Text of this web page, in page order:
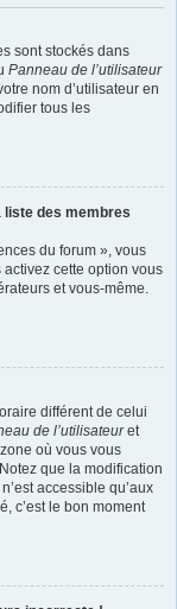
sont stockés dans
Panneau de l’utilisateur
nom d’utilisateur en
tous les
liste des membres
du forum », vous
activez cette option vous
et vous-même.
différent de celui
de l’utilisateuret
où vous vous
que la modification
accessible qu’aux
c’est le bon moment